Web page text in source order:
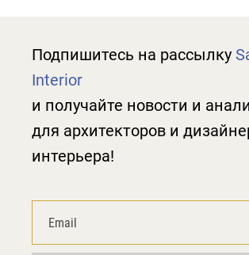
Подпишитесь на рассылку
Interior
и получайте новости и
для архитекторов и
интерьера!